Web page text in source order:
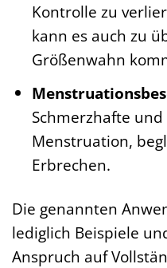
Kontrolle zu
kann es auch zu
Größenwahn
Schmerzhafte
Menstruation,
Erbrechen.
Die genannten
lediglich Beispiele
Anspruch auf